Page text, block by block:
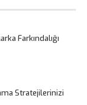
Farkındalığı
Stratejilerinizi